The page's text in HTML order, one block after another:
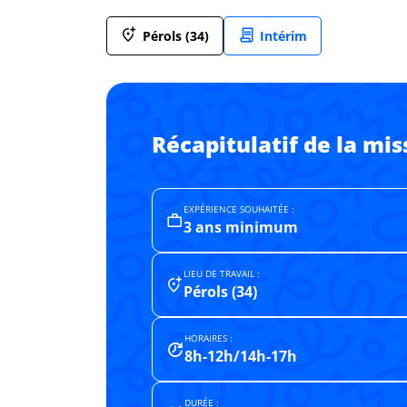
Pérols (34) Intérim
Récapitulatif de la
EXPÉRIENCE SOUHAITÉE :
3 ans minimum
LIEU DE TRAVAIL :
Pérols (34)
HORAIRES :
8h-12h/14h-17h
DURÉE :